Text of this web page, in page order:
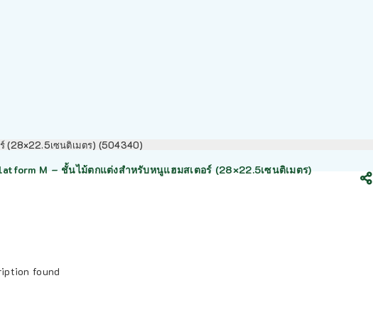
(28×22.5เซนติเมตร) (504340)
M – ชั้นไม้ตกแต่งสำหรับหนูแฮมสเตอร์ (28×22.5เซนติเมตร)
found